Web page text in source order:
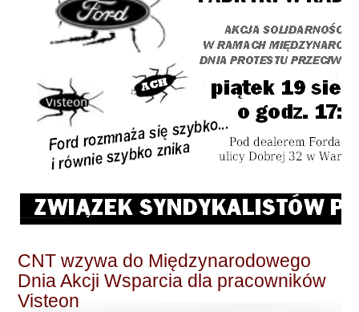
CNT wzywa do Międzynarodowego
Dnia Akcji Wsparcia dla pracowników
Visteon